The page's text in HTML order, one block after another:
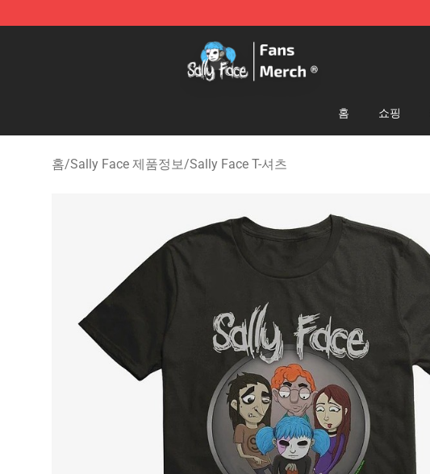
Sally Face Store - Official Sally Face Merchandise Shop
홈 쇼핑
홈/Sally Face 제품정보/Sally Face T-셔츠